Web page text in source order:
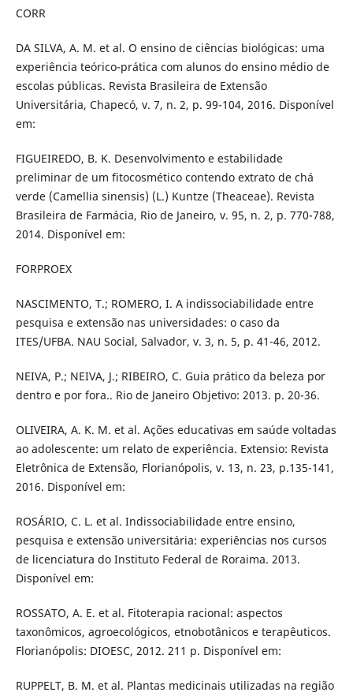
CORR
DA SILVA, A. M. et al. O ensino de ciências biológicas: uma
experiência teórico-prática com alunos do ensino médio de
escolas públicas. Revista Brasileira de Extensão
Universitária, Chapecó, v. 7, n. 2, p. 99-104, 2016. Disponível
em:
FIGUEIREDO, B. K. Desenvolvimento e estabilidade
preliminar de um fitocosmético contendo extrato de chá
verde (Camellia sinensis) (L.) Kuntze (Theaceae). Revista
Brasileira de Farmácia, Rio de Janeiro, v. 95, n. 2, p. 770-788,
2014. Disponível em:
FORPROEX
NASCIMENTO, T.; ROMERO, I. A indissociabilidade entre
pesquisa e extensão nas universidades: o caso da
ITES/UFBA. NAU Social, Salvador, v. 3, n. 5, p. 41-46, 2012.
NEIVA, P.; NEIVA, J.; RIBEIRO, C. Guia prático da beleza por
dentro e por fora.. Rio de Janeiro Objetivo: 2013. p. 20-36.
OLIVEIRA, A. K. M. et al. Ações educativas em saúde voltadas
ao adolescente: um relato de experiência. Extensio: Revista
Eletrônica de Extensão, Florianópolis, v. 13, n. 23, p.135-141,
2016. Disponível em:
ROSÁRIO, C. L. et al. Indissociabilidade entre ensino,
pesquisa e extensão universitária: experiências nos cursos
de licenciatura do Instituto Federal de Roraima. 2013.
Disponível em:
ROSSATO, A. E. et al. Fitoterapia racional: aspectos
taxonômicos, agroecológicos, etnobotânicos e terapêuticos.
Florianópolis: DIOESC, 2012. 211 p. Disponível em:
RUPPELT, B. M. et al. Plantas medicinais utilizadas na região